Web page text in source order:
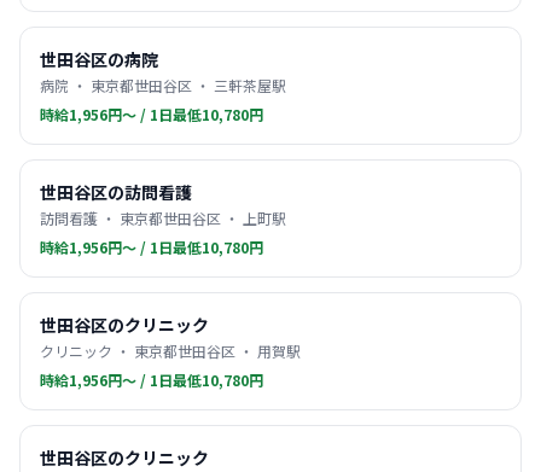
世田谷区の病院
病院 ・ 東京都世田谷区 ・ 三軒茶屋駅
時給1,956円〜 / 1日最低10,780円
世田谷区の訪問看護
訪問看護 ・ 東京都世田谷区 ・ 上町駅
時給1,956円〜 / 1日最低10,780円
世田谷区のクリニック
クリニック ・ 東京都世田谷区 ・ 用賀駅
時給1,956円〜 / 1日最低10,780円
世田谷区のクリニック